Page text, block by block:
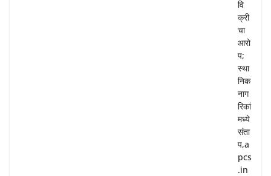
वि
क्री
चा
आरो
प;
स्था
निक
नाग
रिकां
मध्ये
संता
प,a
pcs
.in